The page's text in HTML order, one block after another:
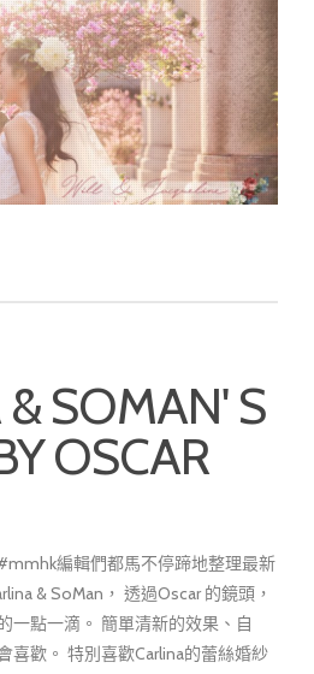
SOMAN' S
OSCAR
編輯們都馬不停蹄地整理最新
& SoMan， 透過Oscar 的鏡頭，
一點一滴。 簡單清新的效果、自
喜歡。 特別喜歡Carlina的蕾絲婚紗